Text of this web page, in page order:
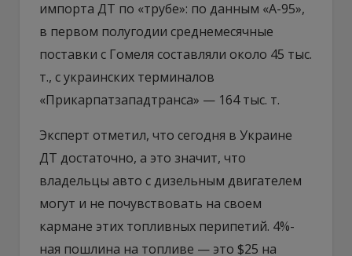
импорта ДТ по «трубе»: по данным «А-95»,
в первом полугодии среднемесячные
поставки с Гомеля составляли около 45 тыс.
т., с украинских терминалов
«Прикарпатзападтранса» — 164 тыс. т.
Эксперт отметил, что сегодня в Украине
ДТ достаточно, а это значит, что
владельцы авто с дизельным двигателем
могут и не почувствовать на своем
кармане этих топливных перипетий. 4%-
ная пошлина на топливе — это $25 на